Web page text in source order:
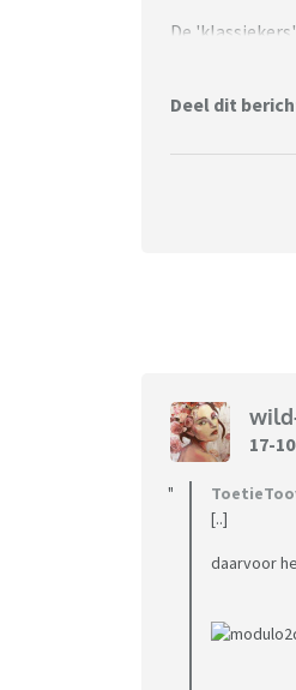
De
-
Oh en er
Deel dit
17-
[..]
daarvoor